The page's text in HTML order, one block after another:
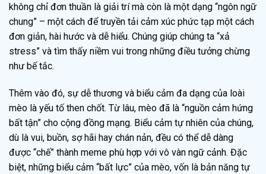
không chỉ đơn thuần là giải trí mà còn là một dạng “ngôn ngữ
chung” – một cách để truyền tải cảm xúc phức tạp một cách
đơn giản, hài hước và dễ hiểu. Chúng giúp chúng ta “xả
stress” và tìm thấy niềm vui trong những điều tưởng chừng
như bế tắc.
Thêm vào đó, sự dễ thương và biểu cảm đa dạng của loài
mèo là yếu tố then chốt. Từ lâu, mèo đã là “nguồn cảm hứng
bất tận” cho cộng đồng mạng. Biểu cảm tự nhiên của chúng,
dù là vui, buồn, sợ hãi hay chán nản, đều có thể dễ dàng
được “chế” thành meme phù hợp với vô vàn ngữ cảnh. Đặc
biệt, những biểu cảm “bất lực” của mèo, vốn là bản năng tự